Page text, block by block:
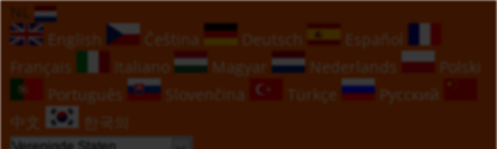
NL
English
Čeština Deutsch
Español
Français
Italiano Magyar Nederlands
Polski
Português
Slovenčina Türkçe
Русский
中文
한국의